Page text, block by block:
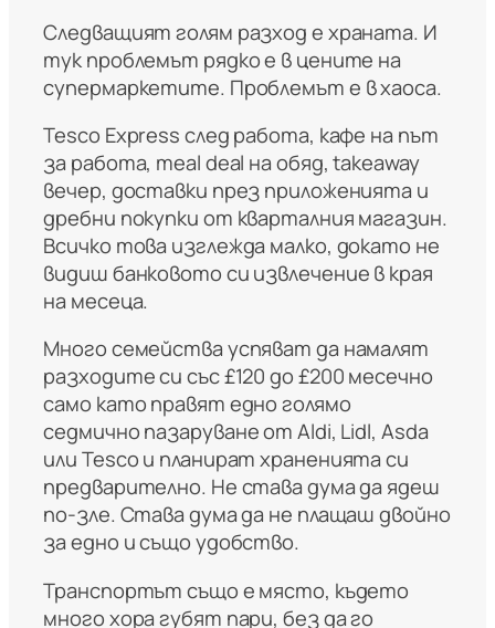
Следващият голям разход е храната. И
тук проблемът рядко е в цените на
супермаркетите. Проблемът е в хаоса.
Tesco Express след работа, кафе на път
за работа, meal deal на обяд, takeaway
вечер, доставки през приложенията и
дребни покупки от кварталния магазин.
Всичко това изглежда малко, докато не
видиш банковото си извлечение в края
на месеца.
Много семейства успяват да намалят
разходите си със £120 до £200 месечно
само като правят едно голямо
седмично пазаруване от Aldi, Lidl, Asda
или Tesco и планират храненията си
предварително. Не става дума да ядеш
по-зле. Става дума да не плащаш двойно
за едно и също удобство.
Транспортът също е място, където
много хора губят пари, без да го